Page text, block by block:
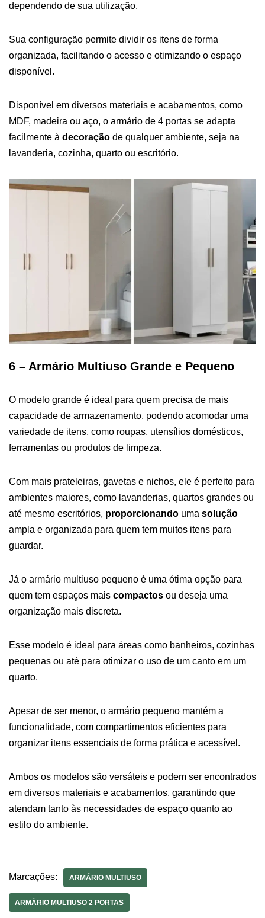
dependendo de sua utilização.
Sua configuração permite dividir os itens de forma
organizada, facilitando o acesso e otimizando o espaço
disponível.
Disponível em diversos materiais e acabamentos, como
MDF, madeira ou aço, o armário de 4 portas se adapta
facilmente à decoração de qualquer ambiente, seja na
lavanderia, cozinha, quarto ou escritório.
6 – Armário Multiuso Grande e Pequeno
O modelo grande é ideal para quem precisa de mais
capacidade de armazenamento, podendo acomodar uma
variedade de itens, como roupas, utensílios domésticos,
ferramentas ou produtos de limpeza.
Com mais prateleiras, gavetas e nichos, ele é perfeito para
ambientes maiores, como lavanderias, quartos grandes ou
até mesmo escritórios, proporcionando uma solução
ampla e organizada para quem tem muitos itens para
guardar.
Já o armário multiuso pequeno é uma ótima opção para
quem tem espaços mais compactos ou deseja uma
organização mais discreta.
Esse modelo é ideal para áreas como banheiros, cozinhas
pequenas ou até para otimizar o uso de um canto em um
quarto.
Apesar de ser menor, o armário pequeno mantém a
funcionalidade, com compartimentos eficientes para
organizar itens essenciais de forma prática e acessível.
Ambos os modelos são versáteis e podem ser encontrados
em diversos materiais e acabamentos, garantindo que
atendam tanto às necessidades de espaço quanto ao
estilo do ambiente.
Marcações: ARMÁRIO MULTIUSO
ARMÁRIO MULTIUSO 2 PORTAS